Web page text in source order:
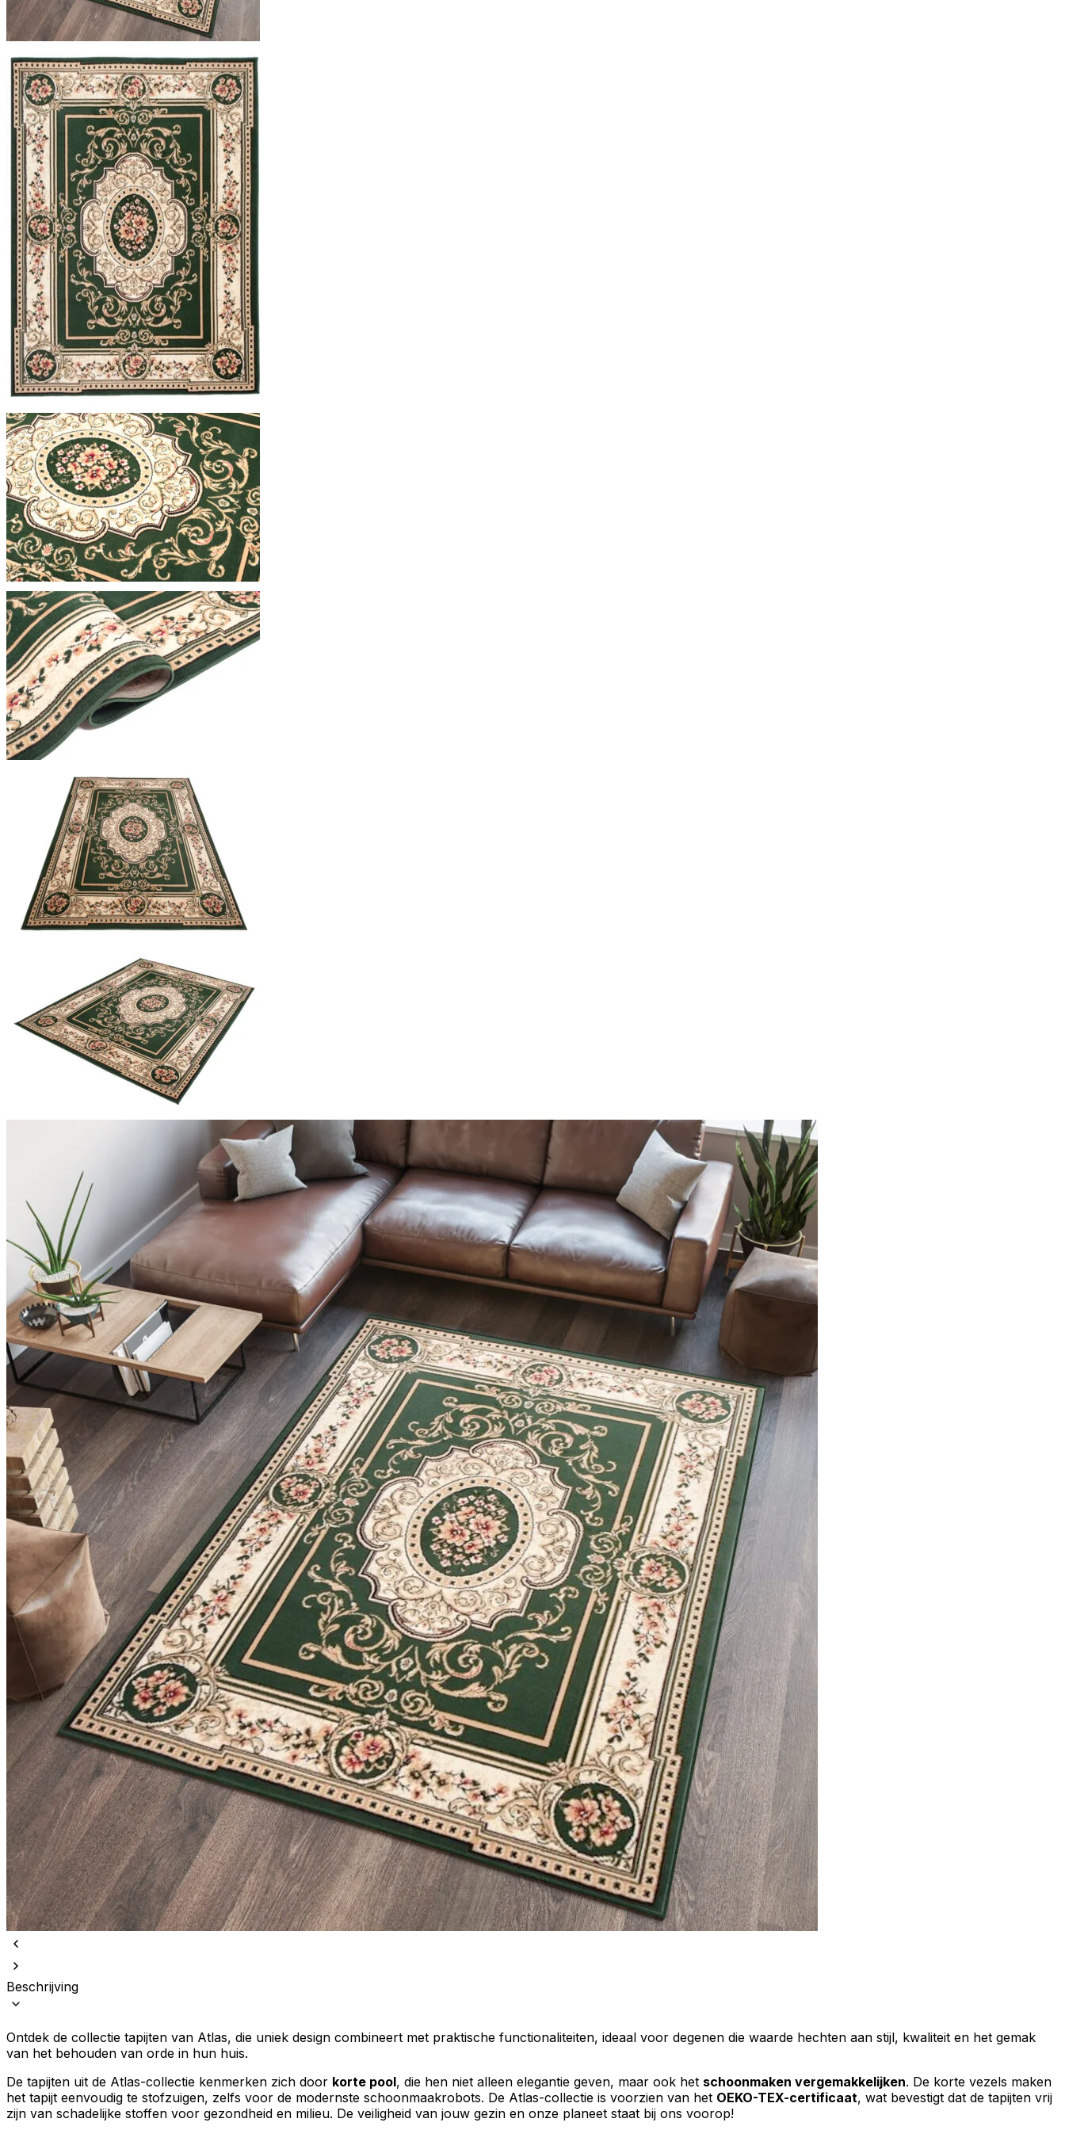
Beschrijving
Ontdek de collectie tapijten van Atlas, die uniek design combineert met praktische functionaliteiten, ideaal voor degenen die waarde hechten aan stijl, kwaliteit en het gemak
van het behouden van orde in hun huis.
De tapijten uit de Atlas-collectie kenmerken zich door korte pool, die hen niet alleen elegantie geven, maar ook het schoonmaken vergemakkelijken. De korte vezels maken
het tapijt eenvoudig te stofzuigen, zelfs voor de modernste schoonmaakrobots. De Atlas-collectie is voorzien van het OEKO-TEX-certificaat, wat bevestigt dat de tapijten vrij
zijn van schadelijke stoffen voor gezondheid en milieu. De veiligheid van jouw gezin en onze planeet staat bij ons voorop!
Informatie over hoe u onze site gebruikt, delen we met onze partners op het gebied van sociale media, reclame en analyse. Partners kunnen
deze informatie combineren met andere gegevens die u aan hen hebt verstrekt of die zij hebben verzameld tijdens uw gebruik van hun
diensten.
Noodzakelijk
Voorkeuren
Cookies voor voorkeuren stellen een website in staat om informatie te onthouden die de manier waarop de website zich gedraagt of eruitziet
verandert, zoals uw voorkeurstaal of de regio waar u zich bevindt.
Statistische cookies helpen website-eigenaren te begrijpen hoe bezoekers omgaan met websites door anoniem informatie te verzamelen en te
rapporteren.
Marketing
Marketingcookies worden gebruikt om gebruikers over websites te volgen. Het doel is om advertenties weer te geven die relevant en
interessant zijn voor de individuele gebruiker en daardoor waardevoller zijn voor uitgevers en externe adverteerders.
Niet-geclassificeerd
Niet-geclassificeerde cookies zijn cookies die in het proces van classificatie zijn, samen met de aanbieders van de individuele cookies.
Weiger Sla mijn voorkeuren op